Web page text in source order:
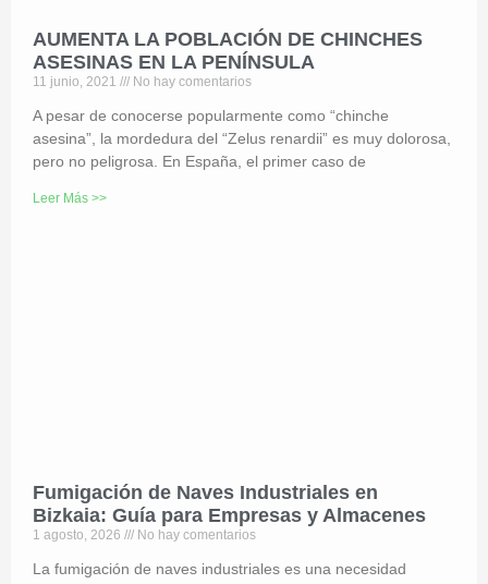
AUMENTA LA POBLACIÓN DE CHINCHES
ASESINAS EN LA PENÍNSULA
11 junio, 2021 No hay comentarios
A pesar de conocerse popularmente como “chinche
asesina”, la mordedura del “Zelus renardii” es muy dolorosa,
pero no peligrosa. En España, el primer caso de
Leer Más >>
Fumigación de Naves Industriales en
Bizkaia: Guía para Empresas y Almacenes
1 agosto, 2026 No hay comentarios
La fumigación de naves industriales es una necesidad